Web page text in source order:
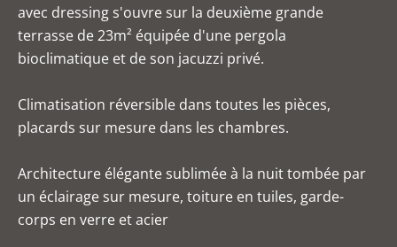
avec dressing s'ouvre sur la deuxième grande
terrasse de 23m² équipée d'une pergola
bioclimatique et de son jacuzzi privé.
Climatisation réversible dans toutes les pièces,
placards sur mesure dans les chambres.
Architecture élégante sublimée à la nuit tombée par
un éclairage sur mesure, toiture en tuiles, garde-
corps en verre et acier